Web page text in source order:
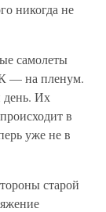
никогда не
самолеты
— на пленум.
день. Их
в
уже не в
старой